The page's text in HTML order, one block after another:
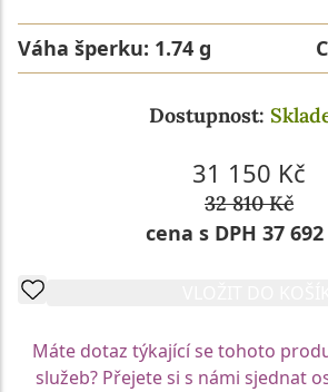
Váha šperku: 1.74 g
Dostupnost:
31 150 Kč
32 810 Kč
cena s DPH 37 692
Máte dotaz týkající se tohoto
služeb? Přejete si s námi sjednat